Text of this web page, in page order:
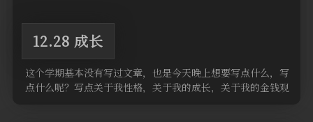
12.28 成长
这个学期基本没有写过文章，也是今天晚上想要写点什么，写
点什么呢？写点关于我性格，关于我的成长，关于我的金钱观